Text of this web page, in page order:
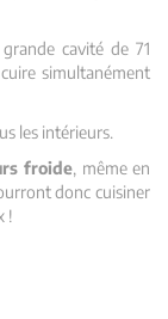
cavité de 71
simultanément
les intérieurs.
froide, même en
donc cuisiner
!